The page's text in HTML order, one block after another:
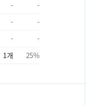
-
-
-
-
-
-
1개 25%